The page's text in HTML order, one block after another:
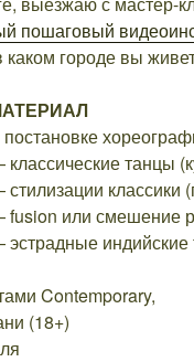
пошаговый
городе вы
танцы
классики
или смешение
Contemporary,
(18+)